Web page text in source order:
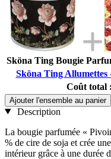
Sköna Ting Bougie
Sköna Ting Allumettes
Coût total :
Ajouter l'ensemble au panier
Description
La bougie parfumée «
% de cire de soja et crée
intérieur grâce à une durée